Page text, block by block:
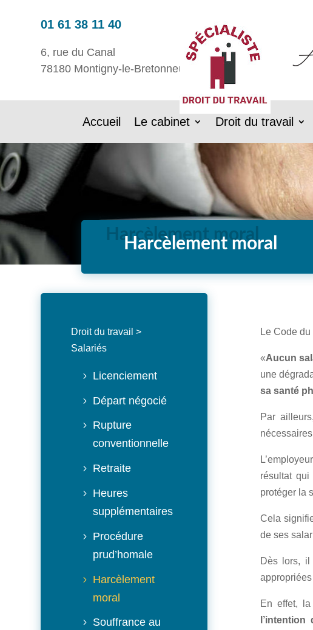
01 61 38 11 40
6, rue du Canal
78180 Montigny-le-Bretonneux
Accueil Le cabinet Droit du travail
Harcèlement moral
Droit du travail >
Salariés
Licenciement
Départ négocié
Rupture
conventionnelle
Retraite
Heures
supplémentaires
Procédure
prud’homale
Harcèlement
moral
Souffrance au
Le Code
«Aucun
une
sa santé
Par
résultat
protéger la
Cela
de ses
Dès lors, il
appropriées
En effet,